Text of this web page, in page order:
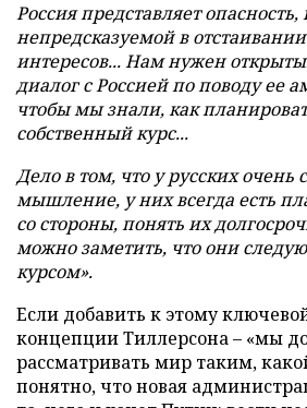
Россия представляет опасность,
непредсказуемой в
интересов... Нам нужен
диалог с Россией по поводу ее
чтобы мы знали, как
собственный курс...
Дело в том, что у русских очень
мышление, у них всегда есть
со стороны, понять их
можно заметить, что они
курсом».
Если добавить к этому
концепции Тиллерсона – «мы
рассматривать мир таким,
понятно, что новая